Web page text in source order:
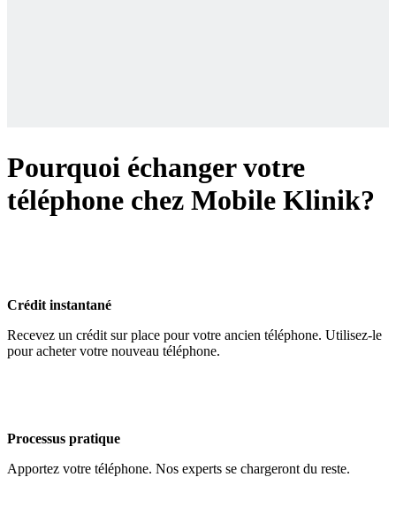
Pourquoi échanger votre
téléphone chez Mobile Klinik?
Crédit instantané
Recevez un crédit sur place pour votre ancien téléphone. Utilisez-le
pour acheter votre nouveau téléphone.
Processus pratique
Apportez votre téléphone. Nos experts se chargeront du reste.